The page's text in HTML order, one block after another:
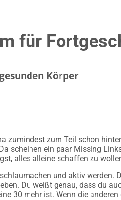
für
Körper
zumindest zum Teil schon
scheinen ein paar Missing
alles alleine schaffen zu
und aktiv
Du weißt genau, dass du
30 mehr ist. Wenn die